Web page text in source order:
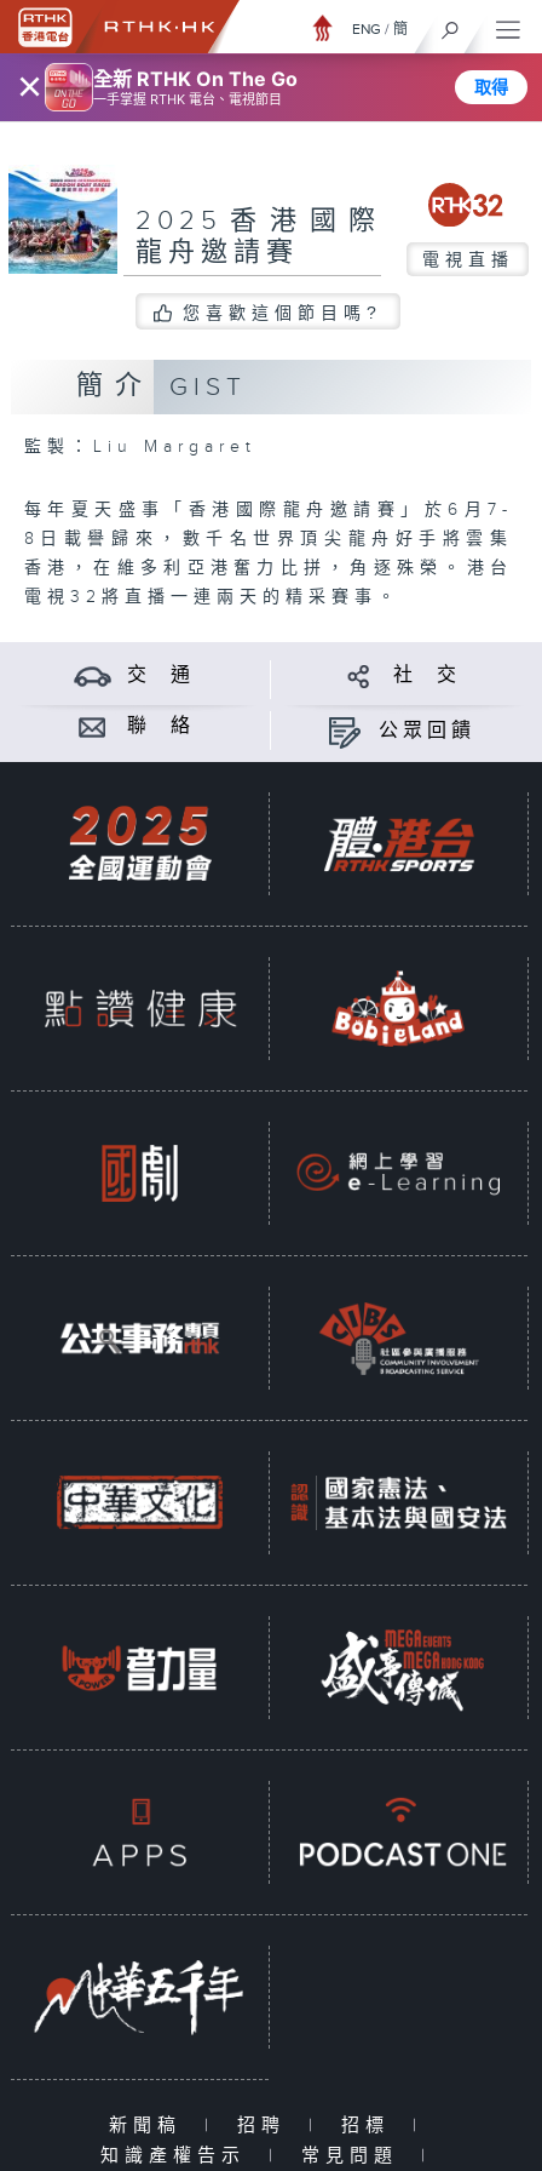
× 全新 RTHK On The Go
一手掌握 RTHK 電台、電視節目
取得
ENG / 簡
2025香港國際
龍舟邀請賽
電視直播
您喜歡這個節目嗎?
簡介 GIST
監製：Liu Margaret
每年夏天盛事「香港國際龍舟邀請賽」於6月7-
8日載譽歸來，數千名世界頂尖龍舟好手將雲集
香港，在維多利亞港奮力比拼，角逐殊榮。港台
電視32將直播一連兩天的精采賽事。
交 通 社 交
聯 絡 公眾回饋
新聞稿 | 招聘 | 招標
|
知識產權告示
| 常見問題 |